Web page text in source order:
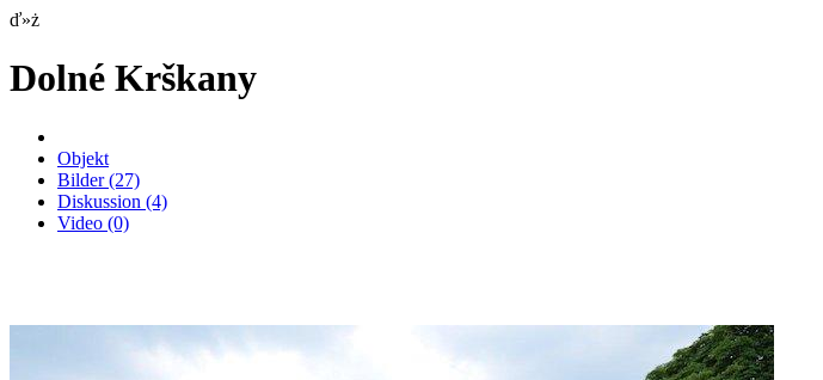
ď»ż
Dolné Krškany
Objekt
Bilder(27)
Diskussion (4)
Video (0)